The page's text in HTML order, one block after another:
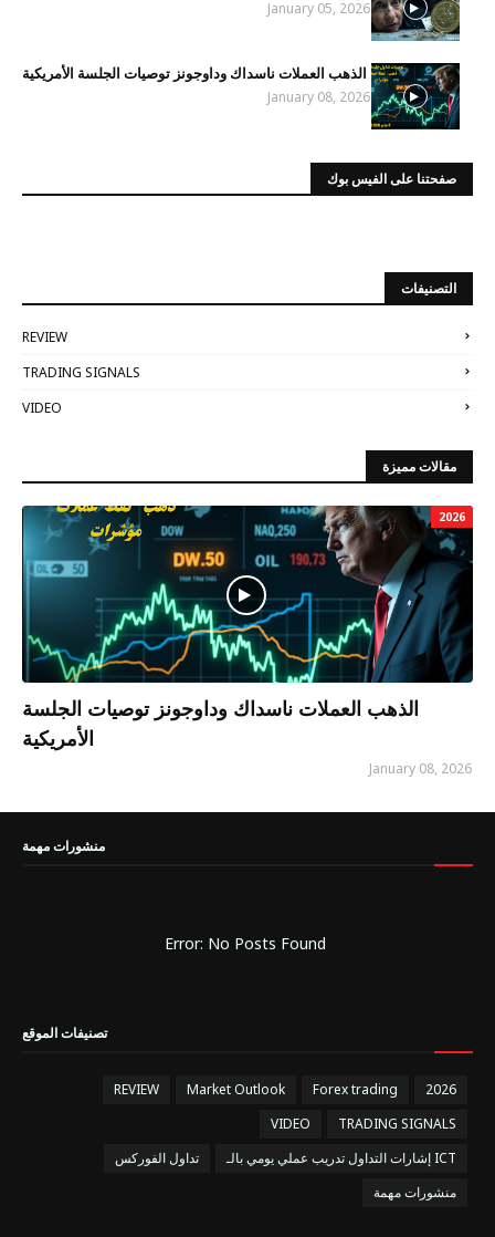
January 05, 2026
الذهب العملات ناسداك وداوجونز توصيات الجلسة الأمريكية
January 08, 2026
صفحتنا على الفيس بوك
التصنيفات
REVIEW
TRADING SIGNALS
VIDEO
مقالات مميزة
2026
الذهب العملات ناسداك وداوجونز توصيات الجلسة
الأمريكية
January 08, 2026
منشورات مهمة
Error: No Posts Found
تصنيفات الموقع
2026
Forex trading
Market Outlook
REVIEW
TRADING SIGNALS
VIDEO
إشارات التداول تدريب عملي يومي بالـ ICT
تداول الفوركس
منشورات مهمة